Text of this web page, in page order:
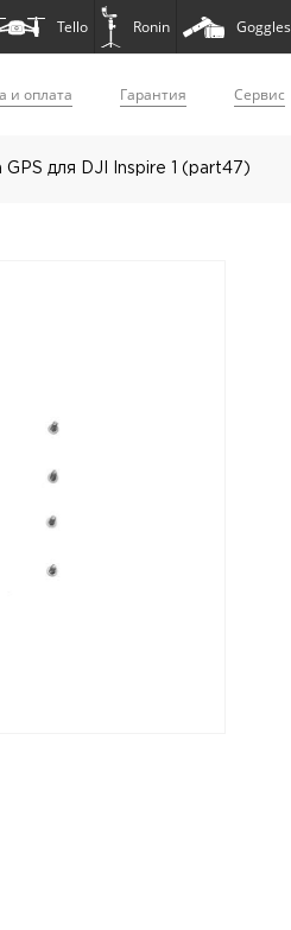
Tello Ronin Goggles
и оплата Гарантия Сервис
для DJI Inspire 1 (part47)